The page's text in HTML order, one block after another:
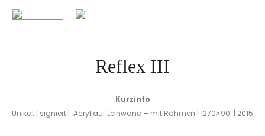
Reflex III
Kurzinfo
Unikat | signiert | Acryl auf Leinwand – mit Rahmen | 1270×90 | 2015